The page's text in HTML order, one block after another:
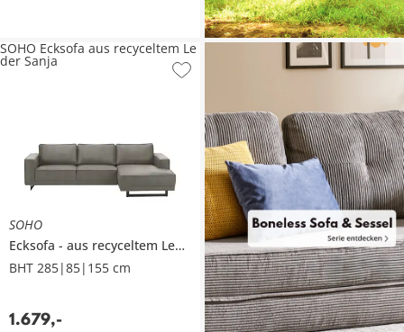
SOHO
Ecksofa
aus recyceltem Leder
Sanja
BHT 285|85|155 cm
1.679,-
SOHO Ecksofa aus recyceltem Le
der Sanja